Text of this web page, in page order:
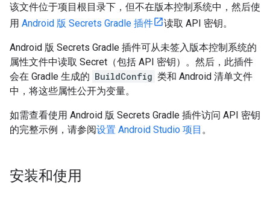
该文件位于项目根目录下，但不在版本控制系统中，然后使
用 Android 版 Secrets Gradle 插件 读取 API 密钥。
Android 版 Secrets Gradle 插件可从未签入版本控制系统的
属性文件中读取 Secret（包括 API 密钥）。然后，此插件
会在 Gradle 生成的 BuildConfig 类和 Android 清单文件
中，将这些属性公开为变量。
如需查看使用 Android 版 Secrets Gradle 插件访问 API 密钥
的完整示例，请参阅设置 Android Studio 项目 。
安装和使用